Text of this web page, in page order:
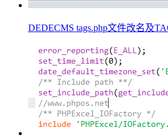
DEDECMS tags.php文件改名及